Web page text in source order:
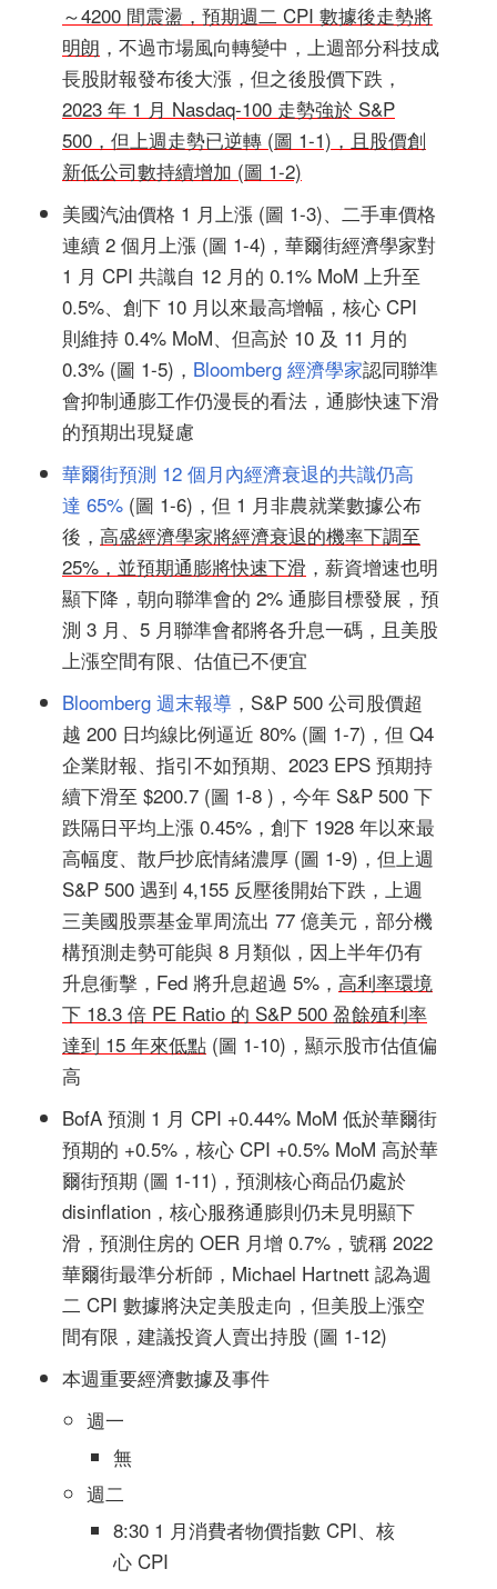
～4200 間震盪，預期週二 CPI 數據後走勢將
明朗 ，不過市場風向轉變中，上週部分科技成
長股財報發布後大漲，但之後股價下跌，
2023 年 1 月 Nasdaq-100 走勢強於 S&P
500，但上週走勢已逆轉 (圖 1-1)，且股價創
新低公司數持續增加 (圖 1-2)
美國汽油價格 1 月上漲 (圖 1-3)、二手車價格
連續 2 個月上漲 (圖 1-4)，華爾街經濟學家對
1 月 CPI 共識自 12 月的 0.1% MoM 上升至
0.5%、創下 10 月以來最高增幅，核心 CPI
則維持 0.4% MoM、但高於 10 及 11 月的
0.3% (圖 1-5)， Bloomberg 經濟學家認同聯準
會抑制通膨工作仍漫長的看法，通膨快速下滑
的預期出現疑慮
華爾街預測 12 個月內經濟衰退的共識仍高
達 65% (圖 1-6)，但 1 月非農就業數據公布
後， 高盛經濟學家將經濟衰退的機率下調至
25%，並預期通膨將快速下滑 ，薪資增速也明
顯下降，朝向聯準會的 2% 通膨目標發展，預
測 3 月、5 月聯準會都將各升息一碼，且美股
上漲空間有限、估值已不便宜
Bloomberg 週末報導 ，S&P 500 公司股價超
越 200 日均線比例逼近 80% (圖 1-7)，但 Q4
企業財報、指引不如預期、2023 EPS 預期持
續下滑至 $200.7 (圖 1-8 )，今年 S&P 500 下
跌隔日平均上漲 0.45%，創下 1928 年以來最
高幅度、散戶抄底情緒濃厚 (圖 1-9)，但上週
S&P 500 遇到 4,155 反壓後開始下跌，上週
三美國股票基金單周流出 77 億美元，部分機
構預測走勢可能與 8 月類似，因上半年仍有
升息衝擊，Fed 將升息超過 5%， 高利率環境
下 18.3 倍 PE Ratio 的 S&P 500 盈餘殖利率
達到 15 年來低點 (圖 1-10)，顯示股市估值偏
高
BofA 預測 1 月 CPI +0.44% MoM 低於華爾街
預期的 +0.5%，核心 CPI +0.5% MoM 高於華
爾街預期 (圖 1-11)，預測核心商品仍處於
disinflation，核心服務通膨則仍未見明顯下
滑，預測住房的 OER 月增 0.7%，號稱 2022
華爾街最準分析師，Michael Hartnett 認為週
二 CPI 數據將決定美股走向，但美股上漲空
間有限，建議投資人賣出持股 (圖 1-12)
本週重要經濟數據及事件
週一
無
週二
8:30 1 月消費者物價指數 CPI、核
心 CPI